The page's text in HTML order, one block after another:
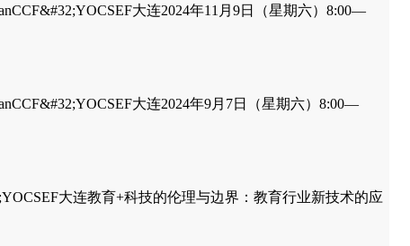
大连2024年11月9日（星期六）8:00—
大连2024年9月7日（星期六）8:00—
大连教育+科技的伦理与边界：教育行业新技术的应